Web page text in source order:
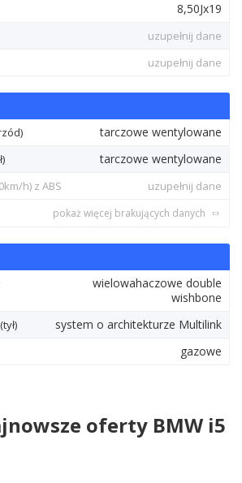
8,50Jx19
uzupełnij dane
uzupełnij dane
tarczowe wentylowane
tarczowe wentylowane
h) z ABS uzupełnij dane
pokaż więcej brakujących danych
wielowahaczowe double
wishbone
system o architekturze Multilink
gazowe
oferty BMW i5